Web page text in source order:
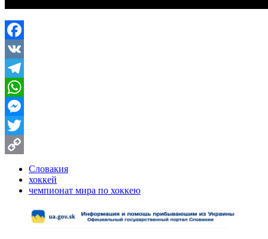
Facebook
VK
Telegram
WhatsApp
Messenger
Twitter
Link
Словакия
хоккей
чемпионат мира по хоккею